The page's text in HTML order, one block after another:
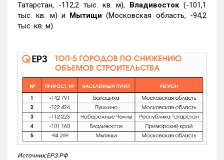
Татарстан, -112,2 тыс. кв. м), Владивосток(-101,1
тыс. кв. м) и Мытищи (Московская область, -94,2
тыс. кв. м).
Источник:ЕРЗ.РФ